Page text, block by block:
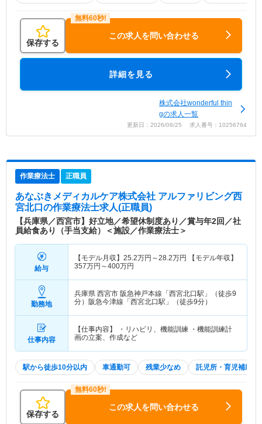
保存する
この求人を問い合わせる
詳細を見る
株式会社wonderful thin
gの求人一覧
更新日：2026/06/25 求人番号：10256764
作業療法士 正職員
あなぶきメディカルケア株式会社 アルファリビング西
宮北口 の作業療法士求人(正職員)
【兵庫県／西宮市】好立地／希望休制度あり／賞与年2回／社
員給食あり（手当支給）＜施設／作業療法士＞
給与
【モデル月収】 25.2万円～28.2万円
【モデル年収】
357万円～400万円
勤務地
兵庫県 西宮市 阪急神戸本線「西宮北口駅」（徒歩9
分）阪急今津線「西宮北口駅」（徒歩9分）
仕事内容
【仕事内容】 ・リハビリ、機能訓練 ・機能訓練計
画の立案、作成など
駅から徒歩10分以内 車通勤可 残業少なめ 託児所・育児補助
保存する
この求人を問い合わせる